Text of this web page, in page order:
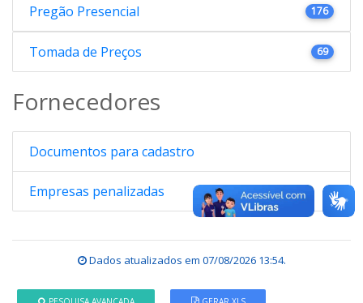
Pregão Presencial 176
Tomada de Preços 69
Fornecedores
Documentos para cadastro
Empresas penalizadas
Dados atualizados em 07/08/2026 13:54.